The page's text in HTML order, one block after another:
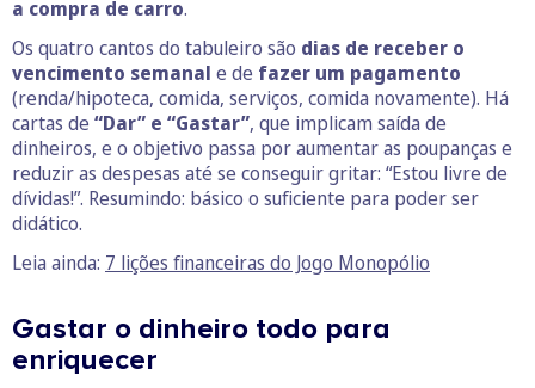
a compra de carro.
Os quatro cantos do tabuleiro são dias de receber o
vencimento semanal e de fazer um pagamento
(renda/hipoteca, comida, serviços, comida novamente). Há
cartas de “Dar” e “Gastar”, que implicam saída de
dinheiros, e o objetivo passa por aumentar as poupanças e
reduzir as despesas até se conseguir gritar: “Estou livre de
dívidas!”. Resumindo: básico o suficiente para poder ser
didático.
Leia ainda: 7 lições financeiras do Jogo Monopólio
Gastar o dinheiro todo para
enriquecer